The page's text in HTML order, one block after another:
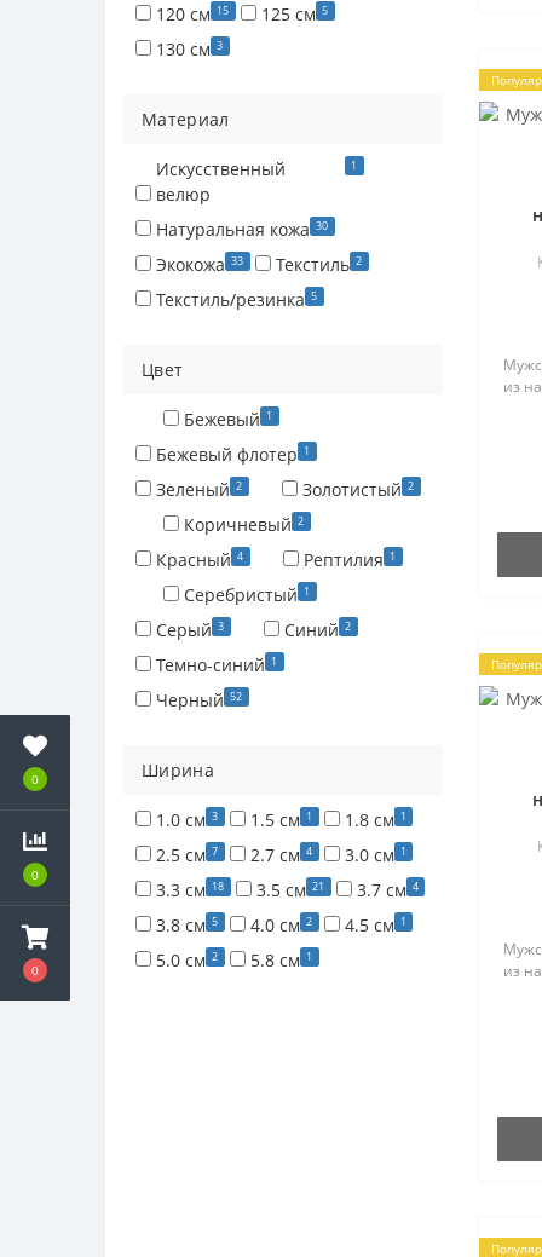
0
0
0
120 см 15 125 см 5
130 см 3
Материал
Искусственный
велюр
1
Натуральная кожа 30
Экокожа 33 Текстиль 2
Текстиль/резинка 5
Цвет
Бежевый 1
Бежевый флотер 1
Зеленый 2 Золотистый 2
Коричневый 2
Красный 4 Рептилия 1
Серебристый 1
Серый 3 Синий 2
Темно-синий 1
Черный 52
Ширина
1.0 см 3 1.5 см 1 1.8 см 1
2.5 см 7 2.7 см 4 3.0 см 1
3.3 см 18 3.5 см 21 3.7 см 4
3.8 см 5 4.0 см 2 4.5 см 1
5.0 см 2 5.8 см 1
из
из